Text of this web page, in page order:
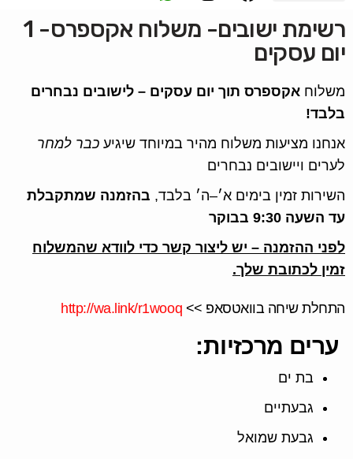
רשימת ישובים- משלוח אקספרס- 1
יום עסקים
משלוח אקספרס תוך יום עסקים – לישובים נבחרים
בלבד!
אנחנו מציעות משלוח מהיר במיוחד שיגיע כבר למחר
לערים ויישובים נבחרים
השירות זמין בימים א׳–ה׳ בלבד, בהזמנה שמתקבלת
עד השעה 9:30 בבוקר
לפני ההזמנה – יש ליצור קשר כדי לוודא שהמשלוח
זמין לכתובת שלך.
התחלת שיחה בוואטסאפ >> http://wa.link/r1wooq
ערים מרכזיות:
בת ים
גבעתיים
גבעת שמואל